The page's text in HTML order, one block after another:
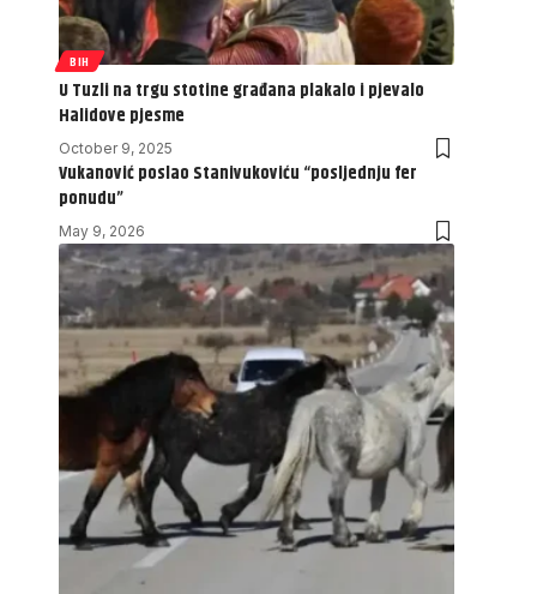
BIH
U Tuzli na trgu stotine građana plakalo i pjevalo
Halidove pjesme
October 9, 2025
Vukanović poslao Stanivukoviću “posljednju fer
ponudu”
May 9, 2026